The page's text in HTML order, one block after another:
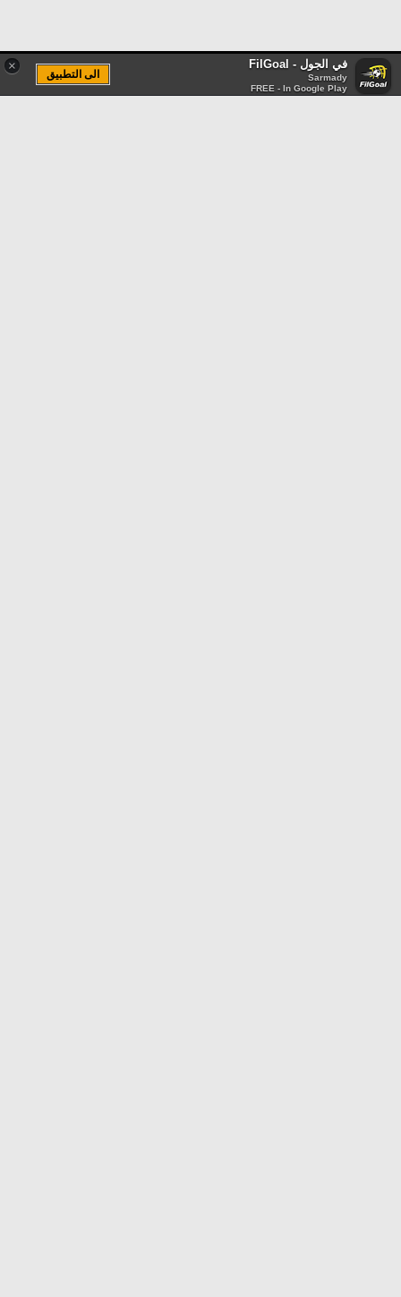
× في الجول - FilGoal
Sarmady
FREE - In Google Play
الى التطبيق